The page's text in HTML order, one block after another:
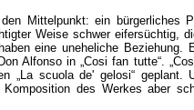
Mittelpunkt: ein bürgerliches
Weise schwer eifersüchtig,
eine uneheliche Beziehung.
Alfonso in „Cosi fan tutte“.
„La scuola de' gelosi“ geplant.
des Werkes aber